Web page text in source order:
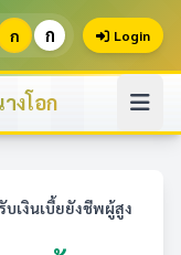
ก ก Login
งโอก
เงินเบี้ยยังชีพผู้สูง